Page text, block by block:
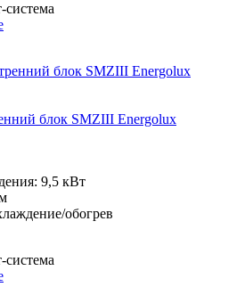
система
блок SMZIII Energolux
9,5 кВт
обогрев
система